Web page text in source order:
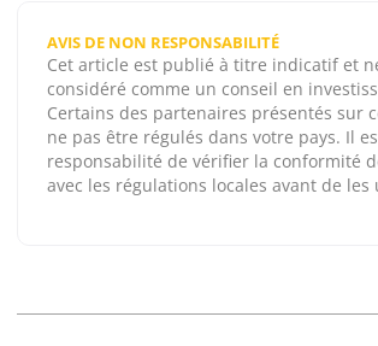
AVIS DE NON RESPONSABILITÉ
Cet article est publié à titre indicatif et
considéré comme un conseil en
Certains des partenaires présentés sur
ne pas être régulés dans votre pays. Il
responsabilité de vérifier la conformité
avec les régulations locales avant de les